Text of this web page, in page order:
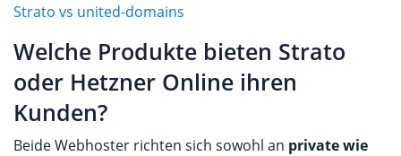
Strato vs united-domains
Welche Produkte bieten Strato
oder Hetzner Online ihren
Kunden?
Beide Webhoster richten sich sowohl an private wie